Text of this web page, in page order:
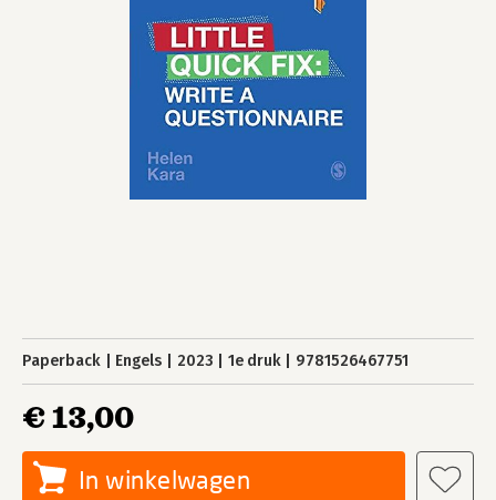
Paperback Engels 2023 1e druk 9781526467751
€ 13,00
In winkelwagen